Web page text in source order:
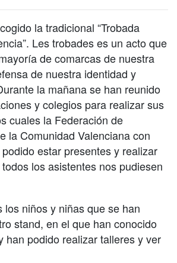
la tradicional “Trobada
Les trobades es un acto que
de comarcas de nuestra
de nuestra identidad y
la mañana se han reunido
y colegios para realizar sus
cuales la Federación de
la Comunidad Valenciana con
estar presentes y realizar
los asistentes nos pudiesen
los niños y niñas que se han
stand, en el que han conocido
han podido realizar talleres y ver